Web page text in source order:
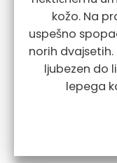
kožo. Na
uspešno
norih
ljubezen do
lepega